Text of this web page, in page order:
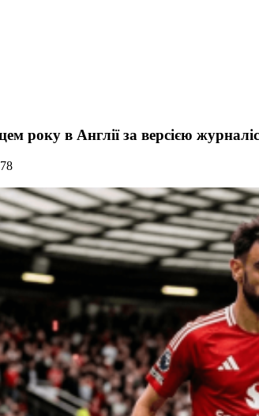
року в Англії за версією